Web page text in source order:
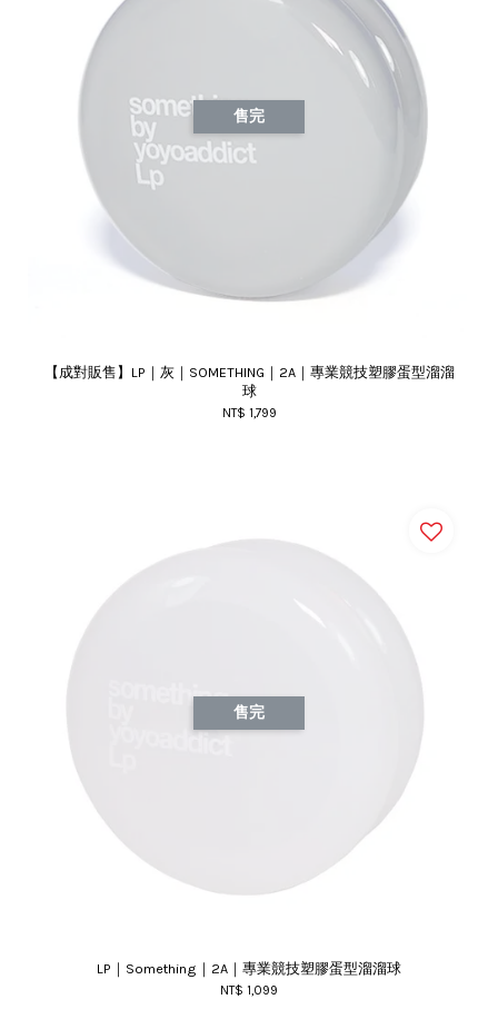
售完
【成對販售】LP｜灰｜SOMETHING｜2A｜專業競技塑膠蛋型溜溜
球
NT$ 1,799
售完
LP｜Something｜2A｜專業競技塑膠蛋型溜溜球
NT$ 1,099